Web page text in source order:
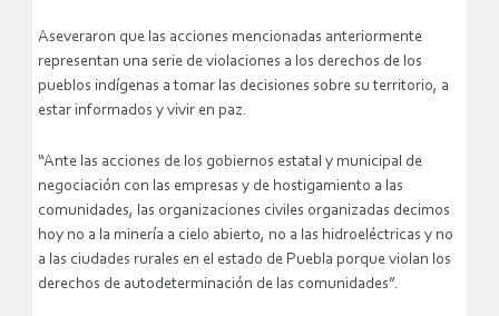
Aseveraron que las acciones mencionadas anteriormente
representan una serie de violaciones a los derechos de los
pueblos indígenas a tomar las decisiones sobre su territorio, a
estar informados y vivir en paz.
“Ante las acciones de los gobiernos estatal y municipal de
negociación con las empresas y de hostigamiento a las
comunidades, las organizaciones civiles organizadas decimos
hoy no a la minería a cielo abierto, no a las hidroeléctricas y no
a las ciudades rurales en el estado de Puebla porque violan los
derechos de autodeterminación de las comunidades”.